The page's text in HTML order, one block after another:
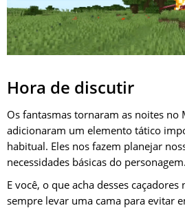
Hora de discutir
Os fantasmas tornaram as noites no
adicionaram um elemento tático
habitual. Eles nos fazem planejar
necessidades básicas do personagem.
E você, o que acha desses
sempre levar uma cama para evitar